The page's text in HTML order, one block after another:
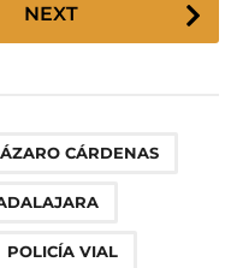
NEXT
CÁRDENAS
POLICÍA VIAL